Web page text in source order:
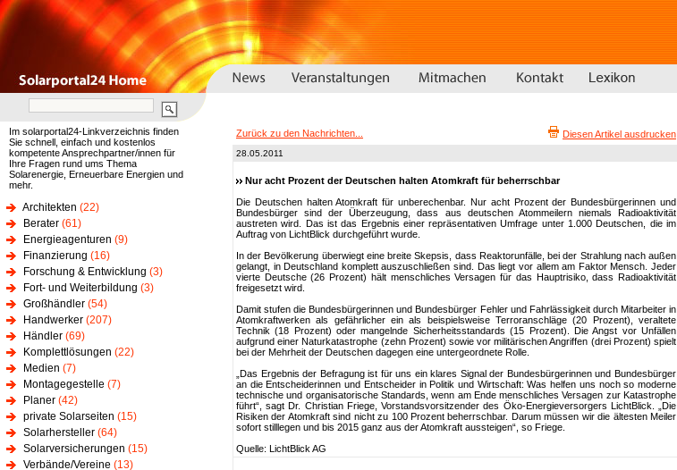
Im solarportal24-Linkverzeichnis finden
Sie schnell, einfach und kostenlos
kompetente Ansprechpartner/innen für
Ihre Fragen rund ums Thema
Solarenergie, Erneuerbare Energien und
mehr.
Architekten (22)
Berater (61)
Energieagenturen (9)
Finanzierung (16)
Forschung & Entwicklung (3)
Fort- und Weiterbildung (3)
Großhändler (54)
Handwerker (207)
Händler (69)
Komplettlösungen (22)
Medien (7)
Montagegestelle (7)
Planer (42)
private Solarseiten (15)
Solarhersteller (64)
Solarversicherungen (15)
Verbände/Vereine (13)
Zurück zu den Nachrichten... Diesen Artikel ausdrucken
28.05.2011
Nur acht Prozent der Deutschen halten Atomkraft für beherrschbar
Die Deutschen halten Atomkraft für unberechenbar. Nur acht Prozent der Bundesbürgerinnen und
Bundesbürger sind der Überzeugung, dass aus deutschen Atommeilern niemals Radioaktivität
austreten wird. Das ist das Ergebnis einer repräsentativen Umfrage unter 1.000 Deutschen, die im
Auftrag von LichtBlick durchgeführt wurde.
In der Bevölkerung überwiegt eine breite Skepsis, dass Reaktorunfälle, bei der Strahlung nach außen
gelangt, in Deutschland komplett auszuschließen sind. Das liegt vor allem am Faktor Mensch. Jeder
vierte Deutsche (26 Prozent) hält menschliches Versagen für das Hauptrisiko, dass Radioaktivität
freigesetzt wird.
Damit stufen die Bundesbürgerinnen und Bundesbürger Fehler und Fahrlässigkeit durch Mitarbeiter in
Atomkraftwerken als gefährlicher ein als beispielsweise Terroranschläge (20 Prozent), veraltete
Technik (18 Prozent) oder mangelnde Sicherheitsstandards (15 Prozent). Die Angst vor Unfällen
aufgrund einer Naturkatastrophe (zehn Prozent) sowie vor militärischen Angriffen (drei Prozent) spielt
bei der Mehrheit der Deutschen dagegen eine untergeordnete Rolle.
„Das Ergebnis der Befragung ist für uns ein klares Signal der Bundesbürgerinnen und Bundesbürger
an die Entscheiderinnen und Entscheider in Politik und Wirtschaft: Was helfen uns noch so moderne
technische und organisatorische Standards, wenn am Ende menschliches Versagen zur Katastrophe
führt“, sagt Dr. Christian Friege, Vorstandsvorsitzender des Öko-Energieversorgers LichtBlick. „Die
Risiken der Atomkraft sind nicht zu 100 Prozent beherrschbar. Darum müssen wir die ältesten Meiler
sofort stilllegen und bis 2015 ganz aus der Atomkraft aussteigen“, so Friege.
Quelle: LichtBlick AG